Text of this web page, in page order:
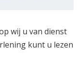
wij u van dienst
kunt u lezen